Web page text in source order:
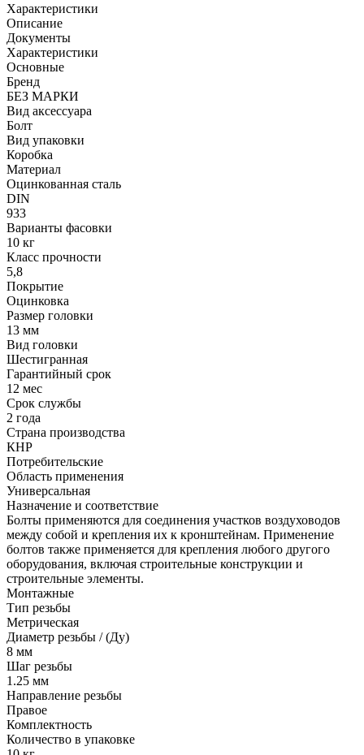
Характеристики
Описание
Документы
Характеристики
Основные
Бренд
БЕЗ МАРКИ
Вид аксессуара
Болт
Вид упаковки
Коробка
Материал
Оцинкованная сталь
DIN
933
Варианты фасовки
10 кг
Класс прочности
5,8
Покрытие
Оцинковка
Размер головки
13 мм
Вид головки
Шестигранная
Гарантийный срок
12 мес
Срок службы
2 года
Страна производства
КНР
Потребительские
Область применения
Универсальная
Назначение и соответствие
Болты применяются для соединения участков воздуховодов
между собой и крепления их к кронштейнам. Применение
болтов также применяется для крепления любого другого
оборудования, включая строительные конструкции и
строительные элементы.
Монтажные
Тип резьбы
Метрическая
Диаметр резьбы / (Ду)
8 мм
Шаг резьбы
1.25 мм
Направление резьбы
Правое
Комплектность
Количество в упаковке